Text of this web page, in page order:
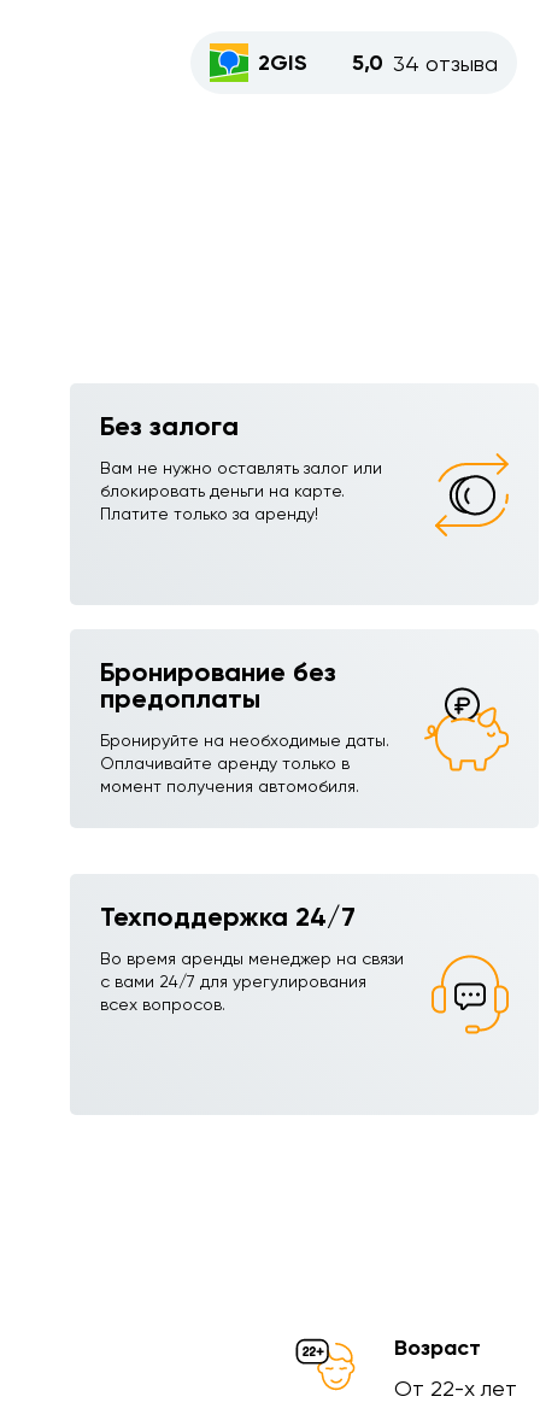
2GIS 5,0 34 отзыва
Без залога
Вам не нужно оставлять залог или
блокировать деньги на карте.
Платите только за аренду!
Бронирование без
предоплаты
Бронируйте на необходимые даты.
Оплачивайте аренду только в
момент получения автомобиля.
Техподдержка 24/7
Во время аренды менеджер на связи
с вами 24/7 для урегулирования
всех вопросов.
Возраст
От 22-х лет